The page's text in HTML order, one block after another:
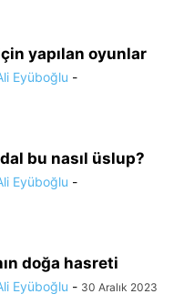
yapılan oyunlar
Eyüboğlu -
bu nasıl üslup?
Eyüboğlu -
doğa hasreti
Eyüboğlu - 30 Aralık 2023